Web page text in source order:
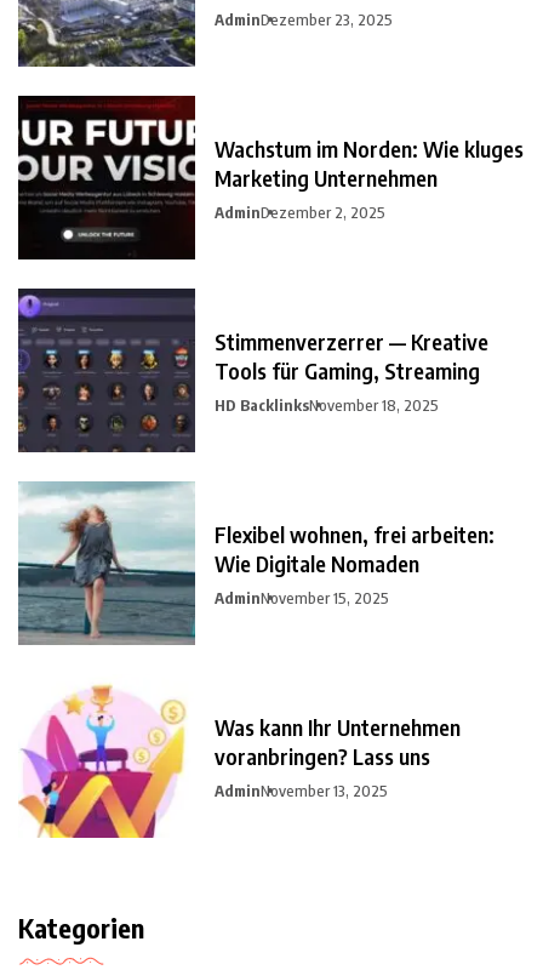
AdminDezember 23, 2025
Wachstum im Norden: Wie kluges
Marketing Unternehmen
AdminDezember 2, 2025
Stimmenverzerrer — Kreative
Tools für Gaming, Streaming
HD BacklinksNovember 18, 2025
Flexibel wohnen, frei arbeiten:
Wie Digitale Nomaden
AdminNovember 15, 2025
Was kann Ihr Unternehmen
voranbringen? Lass uns
AdminNovember 13, 2025
Kategorien